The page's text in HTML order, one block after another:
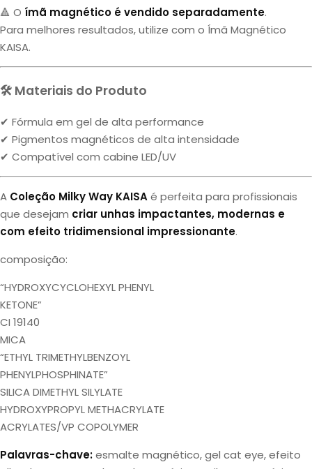
🔺 O ímã magnético é vendido separadamente.
Para melhores resultados, utilize com o Ímã Magnético
KAISA.
🛠 Materiais do Produto
✔ Fórmula em gel de alta performance
✔ Pigmentos magnéticos de alta intensidade
✔ Compatível com cabine LED/UV
A Coleção Milky Way KAISAé perfeita para profissionais
que desejam criar unhas impactantes, modernas e
com efeito tridimensional impressionante.
composição:
“HYDROXYCYCLOHEXYL PHENYL
KETONE”
CI 19140
MICA
“ETHYL TRIMETHYLBENZOYL
PHENYLPHOSPHINATE”
SILICA DIMETHYL SILYLATE
HYDROXYPROPYL METHACRYLATE
ACRYLATES/VP COPOLYMER
Palavras-chave:esmalte magnético, gel cat eye, efeito